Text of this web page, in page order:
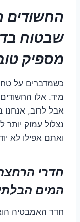
שבטוח
מספיק
כשמדברים על
מיד. אלו
אבל לרוב, אנחנו
נצלול עמוק יותר
ואתם אפילו לא
חדרי
המים
חדר האמבטיה